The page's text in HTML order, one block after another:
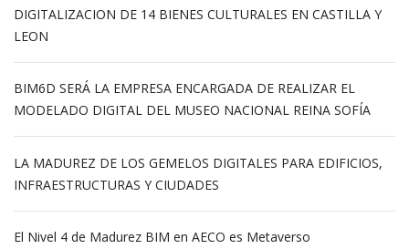
DIGITALIZACION DE 14 BIENES CULTURALES EN CASTILLA Y
LEON
BIM6D SERÁ LA EMPRESA ENCARGADA DE REALIZAR EL
MODELADO DIGITAL DEL MUSEO NACIONAL REINA SOFÍA
LA MADUREZ DE LOS GEMELOS DIGITALES PARA EDIFICIOS,
INFRAESTRUCTURAS Y CIUDADES
El Nivel 4 de Madurez BIM en AECO es Metaverso